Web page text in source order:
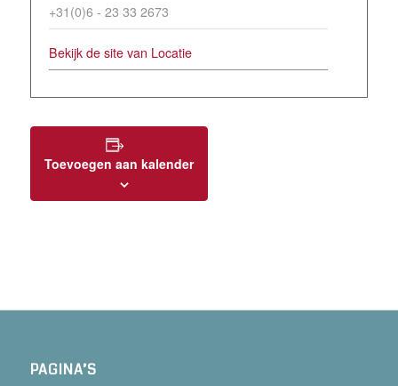
+31(0)6 - 23 33 2673
Bekijk de site van Locatie
Toevoegen aan kalender
PAGINA’S